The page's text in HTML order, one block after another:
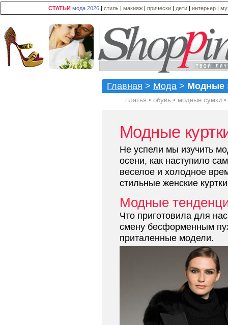
СТАТЬИ мода 2026 | стиль | макияж | прически | дети | интерьер |
Главная > Мода > Модные
платья • обувь • модные сумки •
Модные
Не успели мы изучить
осени, как наступило
веселое и холодное
стильные женские
Модные
Что приготовила для
смену бесформенным
приталенные модели.